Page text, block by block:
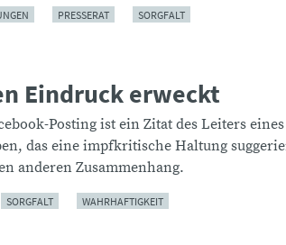
PRESSERAT SORGFALT
Eindruck erweckt
Posting ist ein Zitat des Leiters
das eine impfkritische Haltung
anderen Zusammenhang.
SORGFALT WAHRHAFTIGKEIT